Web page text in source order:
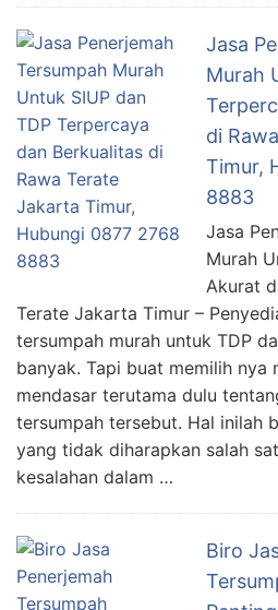
Jasa
Murah
di
Timur,
8883
Jasa
Murah
Akurat
Terate Jakarta Timur –
tersumpah murah untuk TDP
banyak. Tapi buat memilih nya
mendasar terutama dulu
tersumpah tersebut. Hal inilah
yang tidak diharapkan salah
kesalahan dalam …
Biro